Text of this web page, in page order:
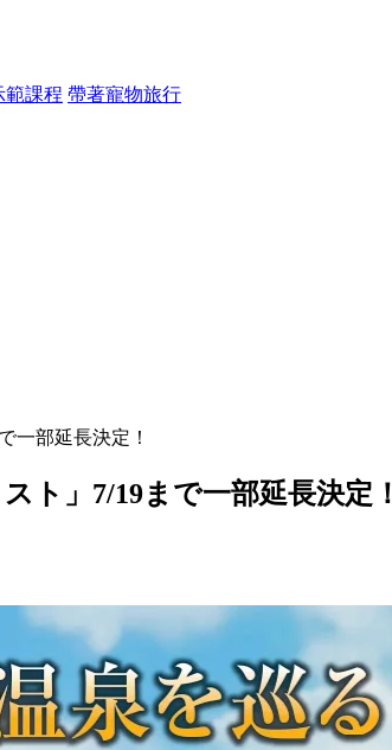
範課程 帶著寵物旅行
一部延長決定！
ト」7/19まで一部延長決定！